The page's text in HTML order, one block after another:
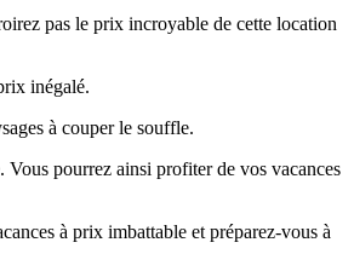
pas le prix incroyable de cette location
inégalé.
à couper le souffle.
pourrez ainsi profiter de vos vacances
à prix imbattable et préparez-vous à